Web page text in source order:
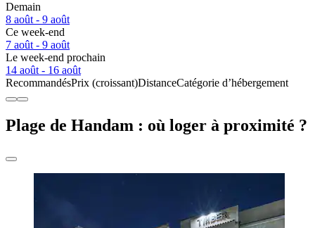
Demain
8 août - 9 août
Ce week-end
7 août - 9 août
Le week-end prochain
14 août - 16 août
RecommandésPrix (croissant)DistanceCatégorie d’hébergement
Plage de Handam : où loger à proximité ?